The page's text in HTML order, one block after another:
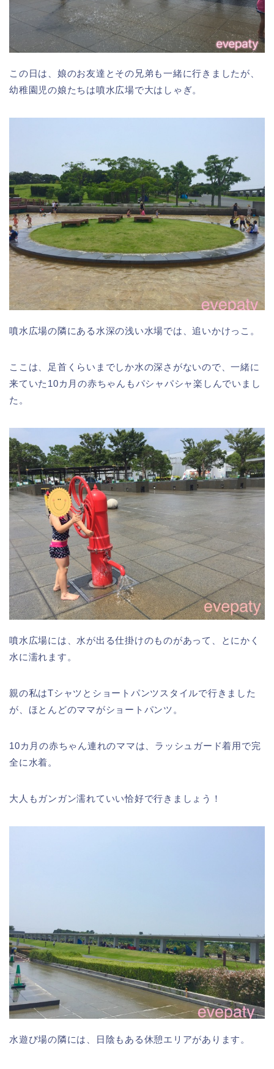
この日は、娘のお友達とその兄弟も一緒に行きましたが、
幼稚園児の娘たちは噴水広場で大はしゃぎ。
噴水広場の隣にある水深の浅い水場では、追いかけっこ。
ここは、足首くらいまでしか水の深さがないので、一緒に
来ていた10カ月の赤ちゃんもパシャパシャ楽しんでいまし
た。
噴水広場には、水が出る仕掛けのものがあって、とにかく
水に濡れます。
親の私はTシャツとショートパンツスタイルで行きました
が、ほとんどのママがショートパンツ。
10カ月の赤ちゃん連れのママは、ラッシュガード着用で完
全に水着。
大人もガンガン濡れていい恰好で行きましょう！
水遊び場の隣には、日陰もある休憩エリアがあります。